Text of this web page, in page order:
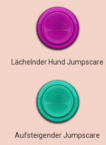
Lächelnder Hund Jumpscare
Aufsteigender Jumpscare